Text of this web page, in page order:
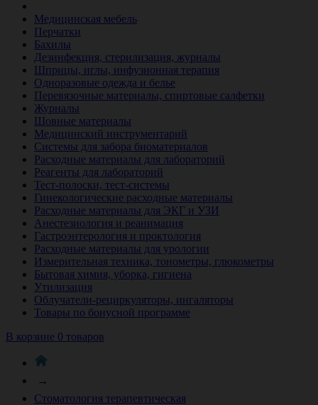
Медицинская мебель
Перчатки
Бахилы
Дезинфекция, стерилизация, журналы
Шприцы, иглы, инфузионная терапия
Одноразовые одежда и белье
Перевязочные материалы, спиртовые салфетки
Журналы
Шовные материалы
Медицинский инструментарий
Системы для забора биоматериалов
Расходные материалы для лабораторий
Реагенты для лабораторий
Тест-полоски, тест-системы
Гинекологические расходные материалы
Расходные материалы для ЭКГ и УЗИ
Анестезиология и реанимация
Гастроэнтерология и проктология
Расходные материалы для урологии
Измерительная техника, тонометры, глюкометры
Бытовая химия, уборка, гигиена
Утилизация
Облучатели-рециркуляторы, ингаляторы
Товары по бонусной программе
В корзине 0 товаров
→
Стоматология терапевтическая